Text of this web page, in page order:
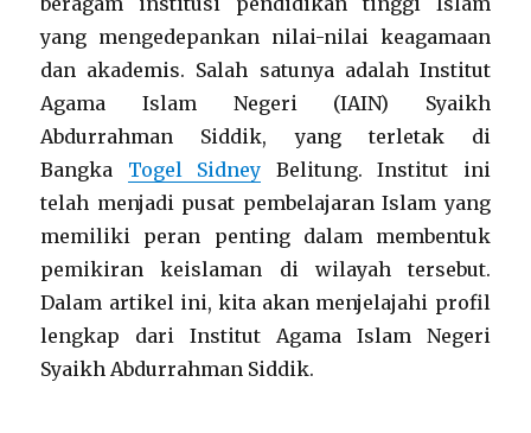
yang mengedepankan nilai-nilai keagamaan
dan akademis. Salah satunya adalah Institut
Agama Islam Negeri (IAIN) Syaikh
Abdurrahman Siddik, yang terletak di
Bangka Togel Sidney Belitung. Institut ini
telah menjadi pusat pembelajaran Islam yang
memiliki peran penting dalam membentuk
pemikiran keislaman di wilayah tersebut.
Dalam artikel ini, kita akan menjelajahi profil
lengkap dari Institut Agama Islam Negeri
Syaikh Abdurrahman Siddik.